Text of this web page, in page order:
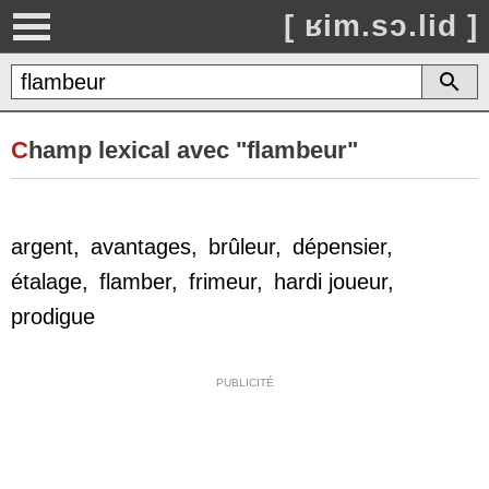
[ ʁim.sɔ.lid ]
Champ lexical avec "flambeur"
argent, avantages, brûleur, dépensier,
étalage, flamber, frimeur, hardi joueur,
prodigue
PUBLICITÉ